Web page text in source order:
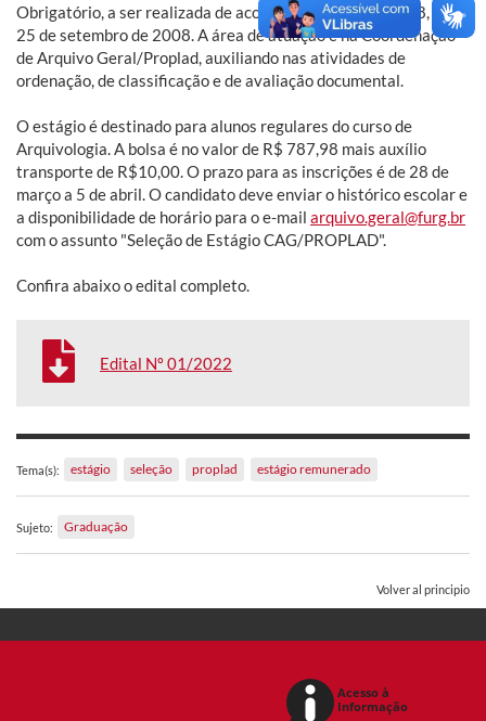
Obrigatório, a ser realizada de acordo com a Lei n° 11.788, de
25 de setembro de 2008. A área de atuação é na Coordenação
de Arquivo Geral/Proplad, auxiliando nas atividades de
ordenação, de classificação e de avaliação documental.
O estágio é destinado para alunos regulares do curso de
Arquivologia. A bolsa é no valor de R$ 787,98 mais auxílio
transporte de R$10,00. O prazo para as inscrições é de 28 de
março a 5 de abril. O candidato deve enviar o histórico escolar e
a disponibilidade de horário para o e-mail arquivo.geral@furg.br
com o assunto "Seleção de Estágio CAG/PROPLAD".
Confira abaixo o edital completo.
Edital Nº 01/2022
Tema(s): estágio seleção proplad estágio remunerado
Sujeto: Graduação
Volver al principio